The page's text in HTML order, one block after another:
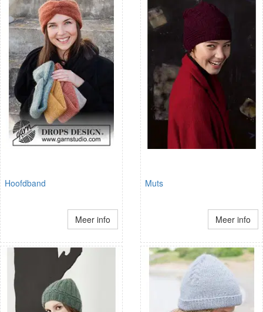
Hoofdband
Meer info
Muts
Meer info